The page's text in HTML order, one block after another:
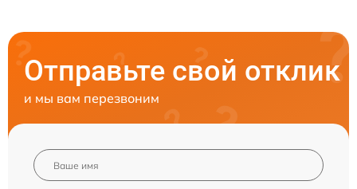
Отправьте свой отклик
и мы вам перезвоним